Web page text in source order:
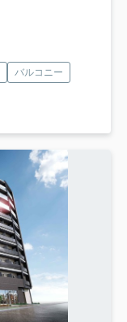
バルコニー